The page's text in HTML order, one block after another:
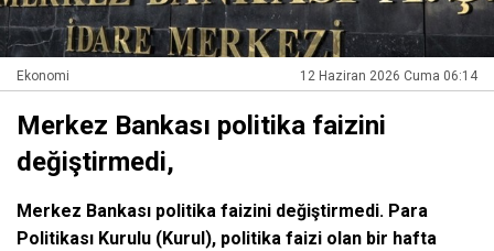
Ekonomi 12 Haziran 2026 Cuma 06:14
Merkez Bankası politika faizini
değiştirmedi,
Merkez Bankası politika faizini değiştirmedi. Para
Politikası Kurulu (Kurul), politika faizi olan bir hafta